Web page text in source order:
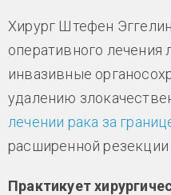
Хирург Штефен
оперативного лечения
инвазивные
удалению
лечении рака за
расширенной резекции
Практикует